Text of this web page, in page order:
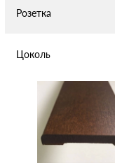
Розетка
Цоколь